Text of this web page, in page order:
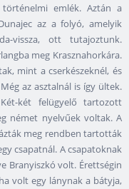
emlék. Aztán a
az a folyó, amelyik
vissza, ott tutajoztunk.
meg Krasznahorkára.
mint a cserkészeknél, és
az asztalnál is így ültek.
két felügyelő tartozott
német nyelvűek voltak. A
meg rendben tartották
csapatnál. A csapatoknak
Branyiszkó volt. Érettségin
volt egy lánynak a bátyja,